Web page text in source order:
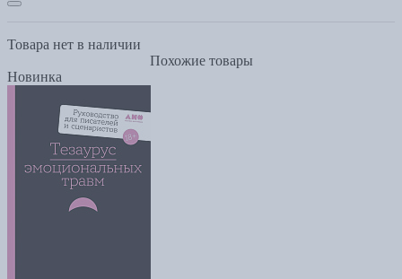
Товара нет в наличии
Похожие товары
Новинка